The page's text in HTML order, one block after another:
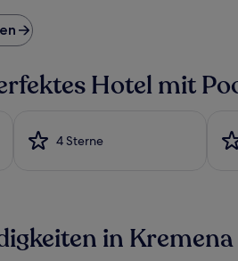
Hotel mit
4 Sterne
in Kremena